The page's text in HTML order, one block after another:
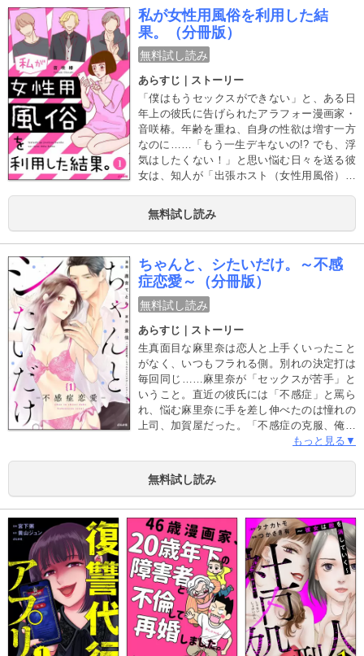
私が女性用風俗を利用した結
果。（分冊版）
無料試し読み
あらすじ｜ストーリー
「僕はもうセックスができない」と、ある日
年上の彼氏に告げられたアラフォー漫画家・
音咲椿。年齢を重ね、自身の性欲は増す一方
なのに……「もう一生デキないの!? でも、浮
気はしたくない！」と思い悩む日々を送る彼
女は、知人が「出張ホスト（女性用風俗）」
無料試し読み
ちゃんと、シたいだけ。～不感
症恋愛～（分冊版）
無料試し読み
あらすじ｜ストーリー
生真面目な麻里奈は恋人と上手くいったこと
がなく、いつもフラれる側。別れの決定打は
毎回同じ……麻里奈が「セックスが苦手」と
いうこと。直近の彼氏には「不感症」と罵ら
れ、悩む麻里奈に手を差し伸べたのは憧れの
上司、加賀屋だった。「不感症の克服、俺で
よければ協力するが」加賀屋の思わぬ申し出
この作品は「comic Killa Vol.18」に収録され
ています。重複購入にご注意ください。
もっと見る▼
無料試し読み